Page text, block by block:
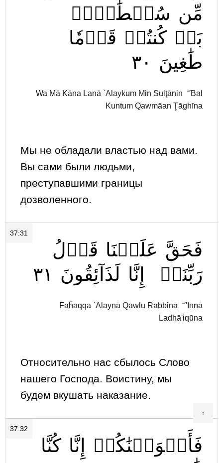
مِّن سُلۡطَٰنِۭۖ
بَلۡ كُنتُمۡ قَوۡمٗا
طَٰغِينَ ٣٠
Wa Mā Kāna Lanā `Alaykum Min Sulţānin ۖ Bal
Kuntum Qawmāan Ţāghīna
Мы не обладали властью над вами.
Вы сами были людьми,
преступавшими границы
дозволенного.
37:31
فَحَقَّ عَلَيۡنَا قَوۡلُ
رَبِّنَآۖ
إِنَّا لَذَآئِقُونَ ٣١
Faĥaqqa `Alaynā Qawlu Rabbinā ۖ 'Innā
Ladhā'iqūna
Относительно нас сбылось Слово
нашего Господа. Воистину, мы
будем вкушать наказание.
37:32
فَأَغۡوَيۡنَٰكُمۡ إِنَّا كُنَّا
↑